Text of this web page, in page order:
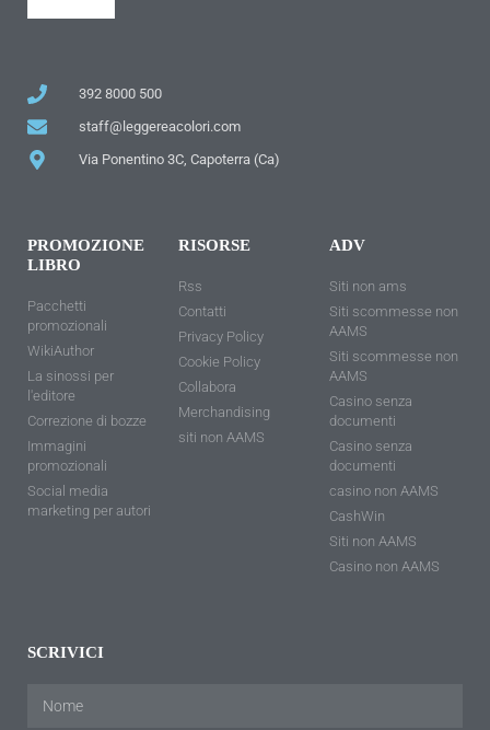
392 8000 500
staff@leggereacolori.com
Via Ponentino 3C, Capoterra (Ca)
PROMOZIONE
LIBRO
Pacchetti
promozionali
WikiAuthor
La sinossi per
l'editore
Correzione di bozze
Immagini
promozionali
Social media
marketing per autori
RISORSE
Rss
Contatti
Privacy Policy
Cookie Policy
Collabora
Merchandising
siti non AAMS
ADV
Siti non ams
Siti scommesse non
AAMS
Siti scommesse non
AAMS
Casino senza
documenti
Casino senza
documenti
casino non AAMS
CashWin
Siti non AAMS
Casino non AAMS
SCRIVICI